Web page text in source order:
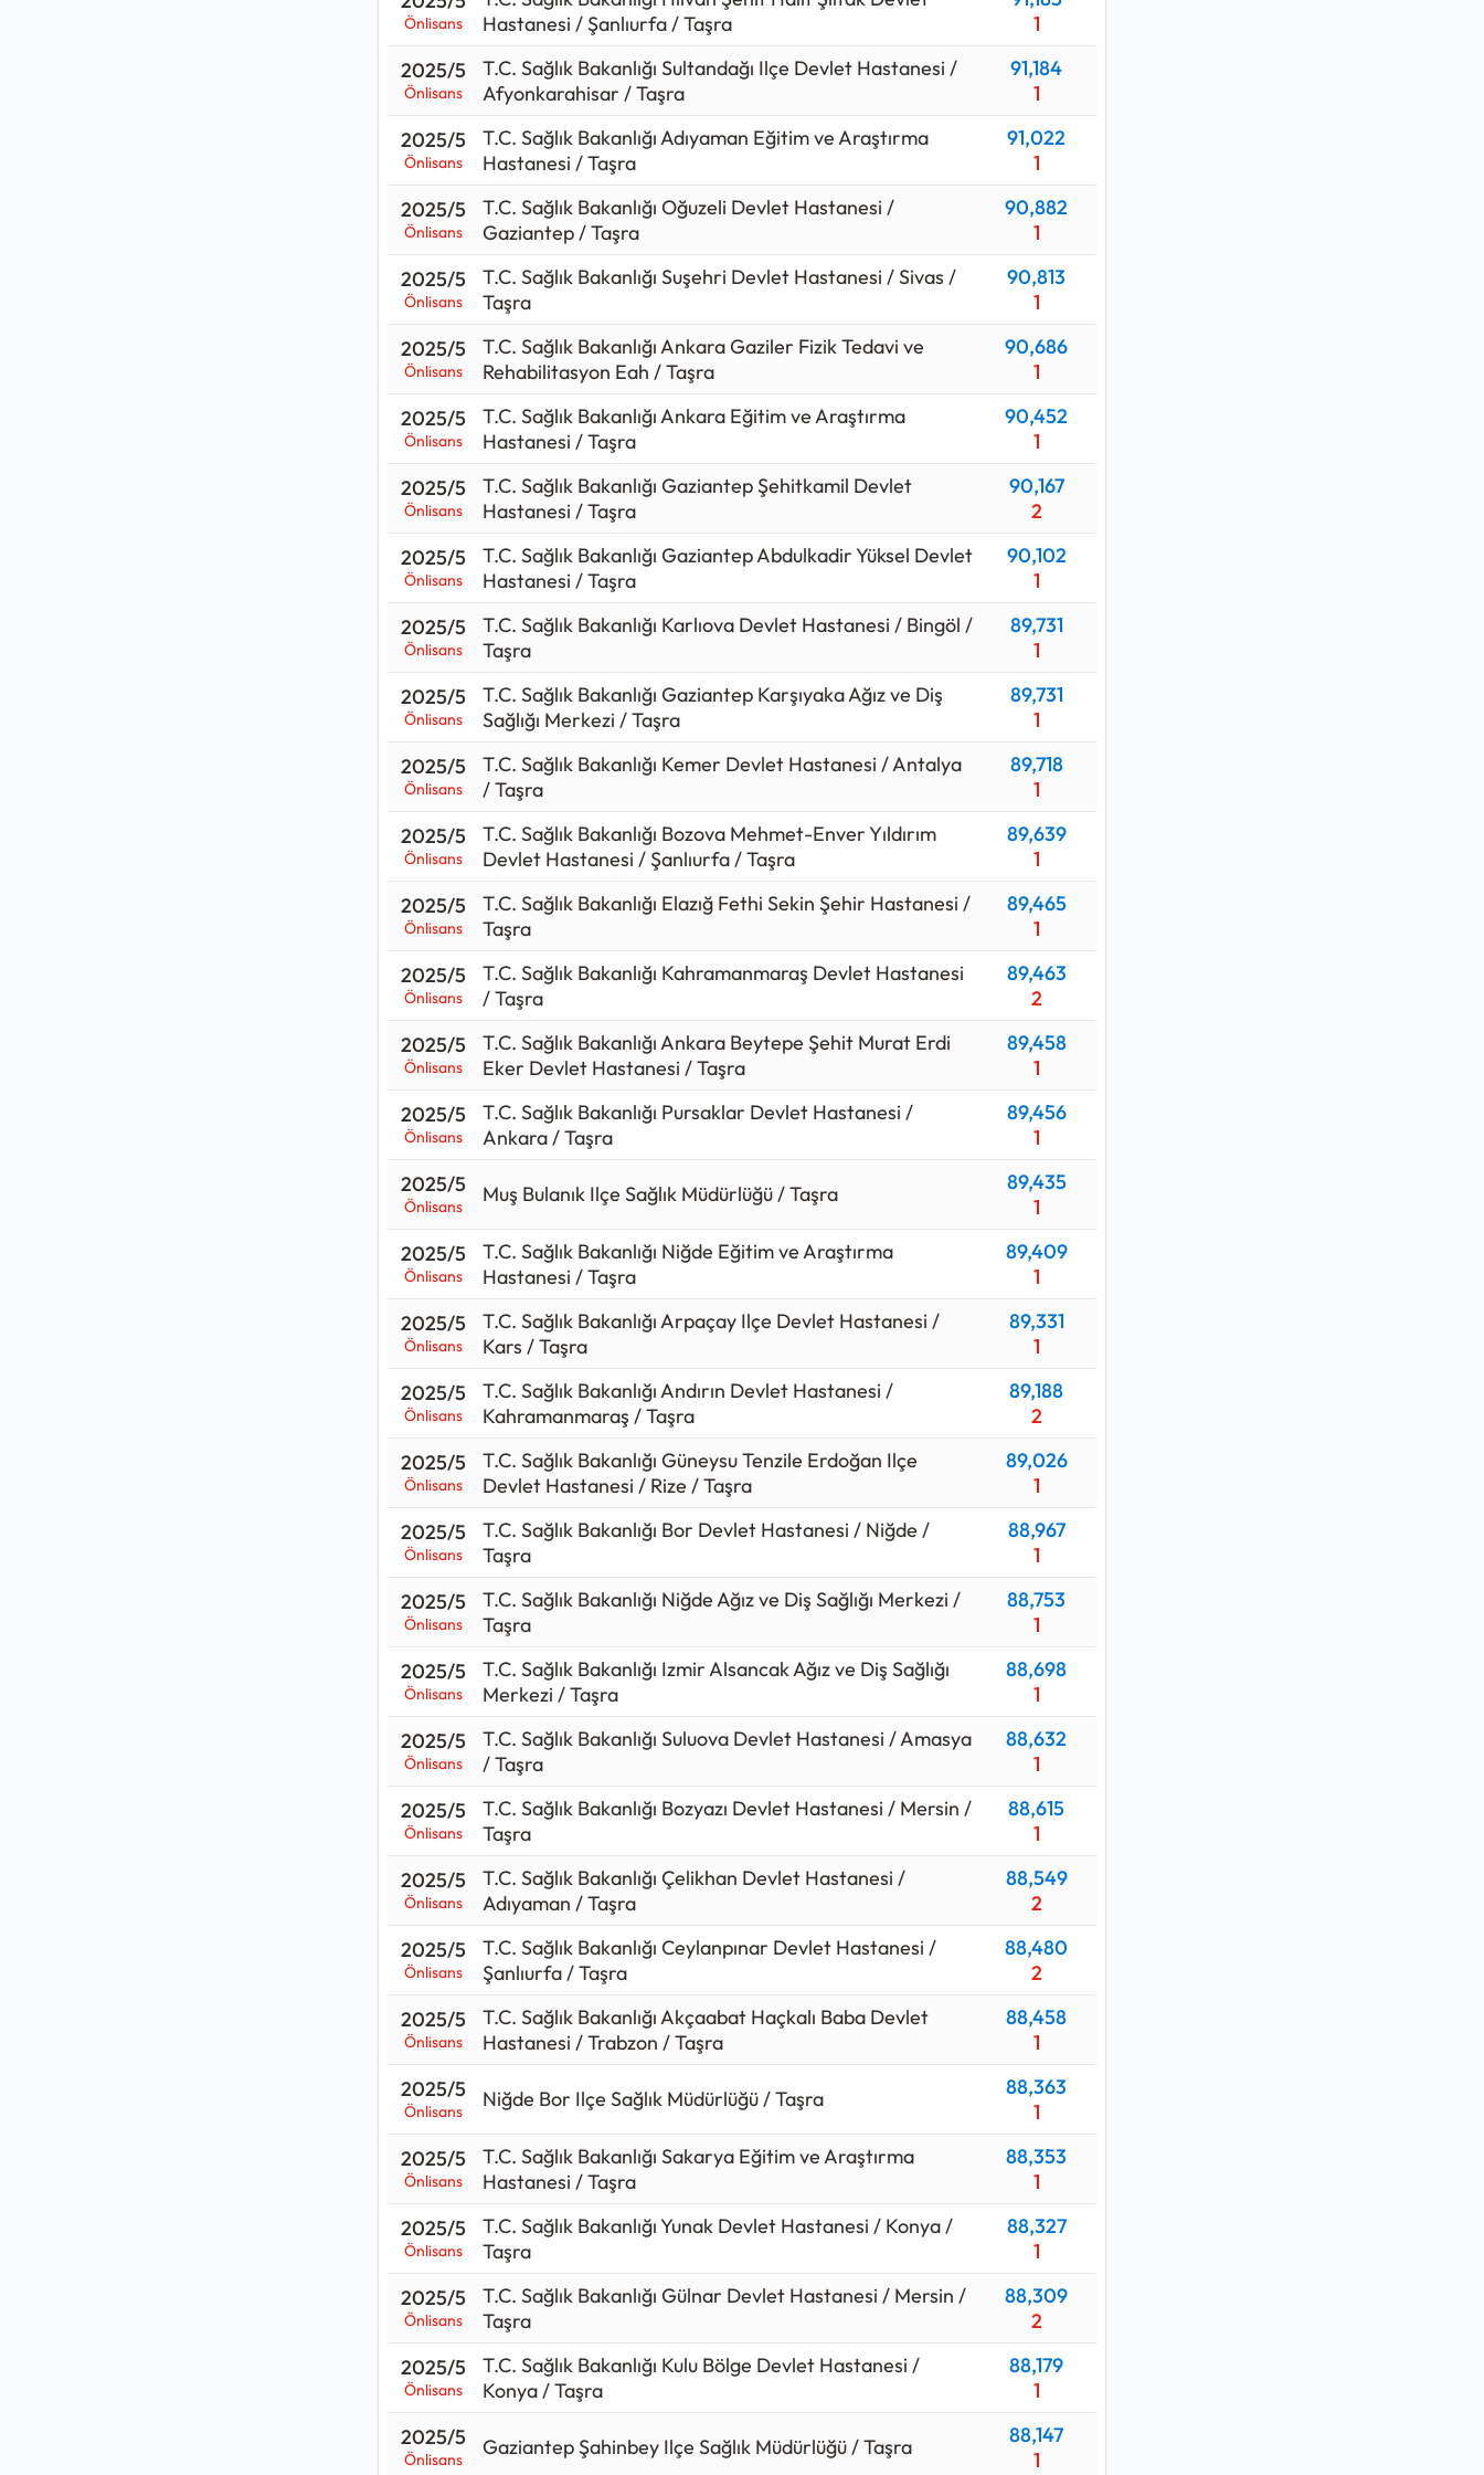
gerçekleşmiş.
Sağlık Teknikeri - Röntgen alımları için açılan kurum ilanlarına bakıldığında
Önlisans
mezunlarından alımlar yapıldığı görülüyor.
Sağlık Teknikeri - Röntgenkadrosu hangi puan türünden alıyor sorusunun
cevabı eğitim türüne göre değişmektedir.
Lisans düzeyinde alım yaparsa:Kpss P3
Önlisans düzeyinde alım yaparsa:
Ortaöğretim düzeyinde alım yaparsa:Kpss P94
Kpss sınavı ile hangi kurumlar Sağlık Teknikeri - Röntgen alıyor, Sağlık Teknikeri
- Röntgen için kaç puan gerekir, kpss Sağlık Teknikeri - Röntgen kontenjanı ne
kadar sorularının cevaplarını aşağıdaki tabloda bulabilirsiniz.
Sağlık Teknikeri - Röntgen ortalama maaşı aralığı67.000 TL - 74.000 TLolup,
2026 Ocak teknik hizmetler / sağlık teknikeri başlangıç maaşıdır.
Önlisans
Hastanesi / Şanlıurfa / Taşra
1
2025/5
Önlisans
T.C. Sağlık Bakanlığı Sultandağı Ilçe Devlet Hastanesi /
Afyonkarahisar / Taşra
91,184
1
2025/5
Önlisans
T.C. Sağlık Bakanlığı Adıyaman Eğitim ve Araştırma
Hastanesi / Taşra
91,022
1
2025/5
Önlisans
T.C. Sağlık Bakanlığı Oğuzeli Devlet Hastanesi /
Gaziantep / Taşra
90,882
1
2025/5
Önlisans
T.C. Sağlık Bakanlığı Suşehri Devlet Hastanesi / Sivas /
Taşra
90,813
1
2025/5
Önlisans
T.C. Sağlık Bakanlığı Ankara Gaziler Fizik Tedavi ve
Rehabilitasyon Eah / Taşra
90,686
1
2025/5
Önlisans
T.C. Sağlık Bakanlığı Ankara Eğitim ve Araştırma
Hastanesi / Taşra
90,452
1
2025/5
Önlisans
T.C. Sağlık Bakanlığı Gaziantep Şehitkamil Devlet
Hastanesi / Taşra
90,167
2
2025/5
Önlisans
T.C. Sağlık Bakanlığı Gaziantep Abdulkadir Yüksel Devlet
Hastanesi / Taşra
90,102
1
2025/5
Önlisans
T.C. Sağlık Bakanlığı Karlıova Devlet Hastanesi / Bingöl /
Taşra
89,731
1
2025/5
Önlisans
T.C. Sağlık Bakanlığı Gaziantep Karşıyaka Ağız ve Diş
Sağlığı Merkezi / Taşra
89,731
1
2025/5
Önlisans
T.C. Sağlık Bakanlığı Kemer Devlet Hastanesi / Antalya
/ Taşra
89,718
1
2025/5
Önlisans
T.C. Sağlık Bakanlığı Bozova Mehmet-Enver Yıldırım
Devlet Hastanesi / Şanlıurfa / Taşra
89,639
1
2025/5
Önlisans
T.C. Sağlık Bakanlığı Elazığ Fethi Sekin Şehir Hastanesi /
Taşra
89,465
1
2025/5
Önlisans
T.C. Sağlık Bakanlığı Kahramanmaraş Devlet Hastanesi
/ Taşra
89,463
2
2025/5
Önlisans
T.C. Sağlık Bakanlığı Ankara Beytepe Şehit Murat Erdi
Eker Devlet Hastanesi / Taşra
89,458
1
2025/5
Önlisans
T.C. Sağlık Bakanlığı Pursaklar Devlet Hastanesi /
Ankara / Taşra
89,456
1
2025/5
Önlisans Muş Bulanık Ilçe Sağlık Müdürlüğü / Taşra
89,435
1
2025/5
Önlisans
T.C. Sağlık Bakanlığı Niğde Eğitim ve Araştırma
Hastanesi / Taşra
89,409
1
2025/5
Önlisans
T.C. Sağlık Bakanlığı Arpaçay Ilçe Devlet Hastanesi /
Kars / Taşra
89,331
1
2025/5
Önlisans
T.C. Sağlık Bakanlığı Andırın Devlet Hastanesi /
Kahramanmaraş / Taşra
89,188
2
2025/5
Önlisans
T.C. Sağlık Bakanlığı Güneysu Tenzile Erdoğan Ilçe
Devlet Hastanesi / Rize / Taşra
89,026
1
2025/5
Önlisans
T.C. Sağlık Bakanlığı Bor Devlet Hastanesi / Niğde /
Taşra
88,967
1
2025/5
Önlisans
T.C. Sağlık Bakanlığı Niğde Ağız ve Diş Sağlığı Merkezi /
Taşra
88,753
1
2025/5
Önlisans
T.C. Sağlık Bakanlığı Izmir Alsancak Ağız ve Diş Sağlığı
Merkezi / Taşra
88,698
1
2025/5
Önlisans
T.C. Sağlık Bakanlığı Suluova Devlet Hastanesi / Amasya
/ Taşra
88,632
1
2025/5
Önlisans
T.C. Sağlık Bakanlığı Bozyazı Devlet Hastanesi / Mersin /
Taşra
88,615
1
2025/5
Önlisans
T.C. Sağlık Bakanlığı Çelikhan Devlet Hastanesi /
Adıyaman / Taşra
88,549
2
2025/5
Önlisans
T.C. Sağlık Bakanlığı Ceylanpınar Devlet Hastanesi /
Şanlıurfa / Taşra
88,480
2
2025/5
Önlisans
T.C. Sağlık Bakanlığı Akçaabat Haçkalı Baba Devlet
Hastanesi / Trabzon / Taşra
88,458
1
2025/5
Önlisans Niğde Bor Ilçe Sağlık Müdürlüğü / Taşra
88,363
1
2025/5
Önlisans
T.C. Sağlık Bakanlığı Sakarya Eğitim ve Araştırma
Hastanesi / Taşra
88,353
1
2025/5
Önlisans
T.C. Sağlık Bakanlığı Yunak Devlet Hastanesi / Konya /
Taşra
88,327
1
2025/5
Önlisans
T.C. Sağlık Bakanlığı Gülnar Devlet Hastanesi / Mersin /
Taşra
88,309
2
2025/5
Önlisans
T.C. Sağlık Bakanlığı Kulu Bölge Devlet Hastanesi /
Konya / Taşra
88,179
1
2025/5
Önlisans Gaziantep Şahinbey Ilçe Sağlık Müdürlüğü / Taşra
88,147
1